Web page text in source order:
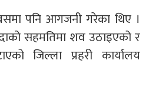
पनि आगजनी गरेका थिए ।
सहमतिमा शव उठाइएको र
जिल्ला प्रहरी कार्यालय